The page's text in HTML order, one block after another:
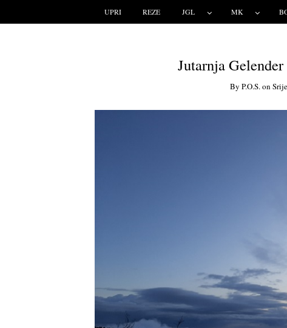
UPRI REZE JGL MK
Jutarnja Gelender
By P.o.s.on